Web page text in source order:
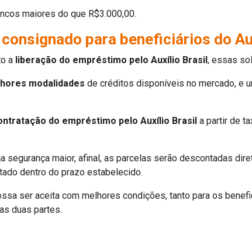
maiores do que R$3.000,00.
para beneficiários do
a liberação do empréstimo pelo Auxílio Brasil , essas
modalidades de créditos disponíveis no mercado, e
do empréstimo pelo Auxílio Brasil a partir de
segurança maior, afinal, as parcelas serão descontadas
dentro do prazo estabelecido.
ser aceita com melhores condições, tanto para os
duas partes.